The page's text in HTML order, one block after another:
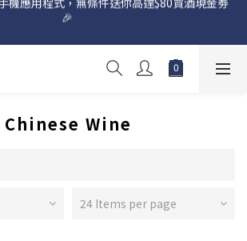
購滿 $500 即享免費送貨服務📦
Chinese Wine
24 Items per page